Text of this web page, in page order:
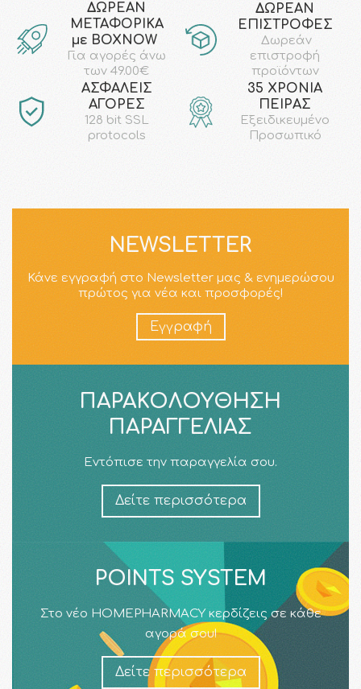
ΔΩΡΕΑΝ
ΜΕΤΑΦΟΡΙΚΑ
με ΒΟΧΝΟW
Για αγορές άνω
των 49.00€
ΔΩΡΕΑΝ
ΕΠΙΣΤΡΟΦΕΣ
Δωρεάν
επιστροφή
προϊόντων
AΣΦΑΛΕΙΣ
ΑΓΟΡΕΣ
128 bit SSL
protocols
35 ΧΡΟΝΙΑ
ΠΕΙΡΑΣ
Εξειδικευμένο
Προσωπικό
NEWSLETTER
Κάνε εγγραφή στο Newsletter μας & ενημερώσου
πρώτος για νέα και προσφορές!
Εγγραφή
ΠΑΡΑΚΟΛΟΎΘΗΣΗ
ΠΑΡΑΓΓΕΛΊΑΣ
Εντόπισε την παραγγελία σου.
Δείτε περισσότερα
POINTS SYSTEM
Στο νέο HOMEPHARMACY κερδίζεις σε κάθε
αγορά σου!
Δείτε περισσότερα